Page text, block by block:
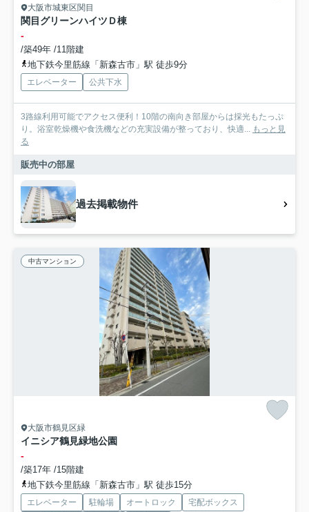
大阪市城東区関目
関目グリーンハイツＤ棟
-
/築49年 /11階建
地下鉄今里筋線「新森古市」駅 徒歩9分
エレベーター 公共下水
3路線利用可能でアクセス便利！10階の南向き部屋からは採光もたっぷ
り。浴室乾燥機や食洗機などの充実設備が整っており、快適... もっと見
る
販売中の部屋
過去掲載物件
中古マンション
大阪市鶴見区緑
イニシア鶴見緑地公園
-
/築17年 /15階建
地下鉄今里筋線「新森古市」駅 徒歩15分
エレベーター 駐輪場 オートロック
宅配ボックス